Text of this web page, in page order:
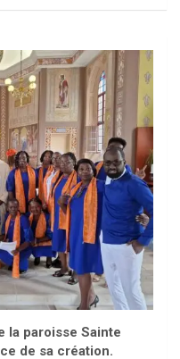
la paroisse Sainte
de sa création.